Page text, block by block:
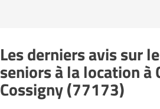
Les derniers avis sur
seniors à la location à
Cossigny (77173)